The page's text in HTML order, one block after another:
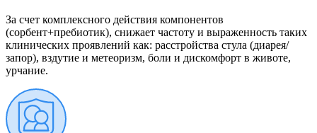
За счет комплексного действия компонентов
(сорбент+пребиотик), снижает частоту и выраженность таких
клинических проявлений как: расстройства стула (диарея/
запор), вздутие и метеоризм, боли и дискомфорт в животе,
урчание.